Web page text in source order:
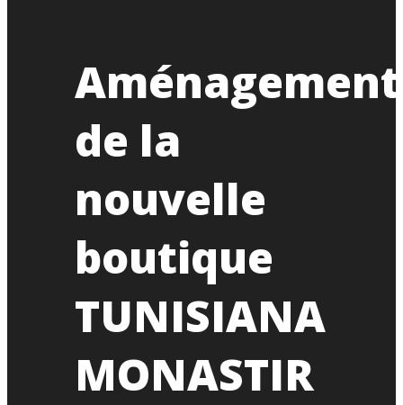
Aménagement
de la
nouvelle
boutique
TUNISIANA
MONASTIR